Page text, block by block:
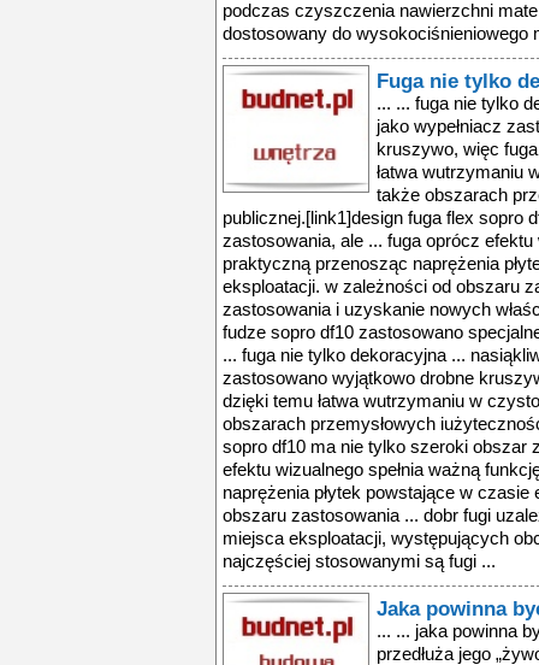
podczas czyszczenia nawierzchni
dostosowany do wysokociśnieniowego
Fuga nie tylko
... ... fuga nie tylko
jako wypełniacz
kruszywo, więc
łatwa wutrzymaniu
także obszarach
publicznej.[link1]design fuga flex sopro
zastosowania, ale ... fuga oprócz
praktyczną przenosząc naprężenia
eksploatacji. w zależności od obszaru
zastosowania i uzyskanie nowych
fudze sopro df10 zastosowano
... fuga nie tylko dekoracyjna ...
zastosowano wyjątkowo drobne
dzięki temu łatwa wutrzymaniu w
obszarach przemysłowych
sopro df10 ma nie tylko szeroki obszar
efektu wizualnego spełnia ważną
naprężenia płytek powstające w
obszaru zastosowania ... dobr fugi
miejsca eksploatacji, występujących
najczęściej stosowanymi są fugi ...
Jaka powinna
... ... jaka powinna
przedłuża jego